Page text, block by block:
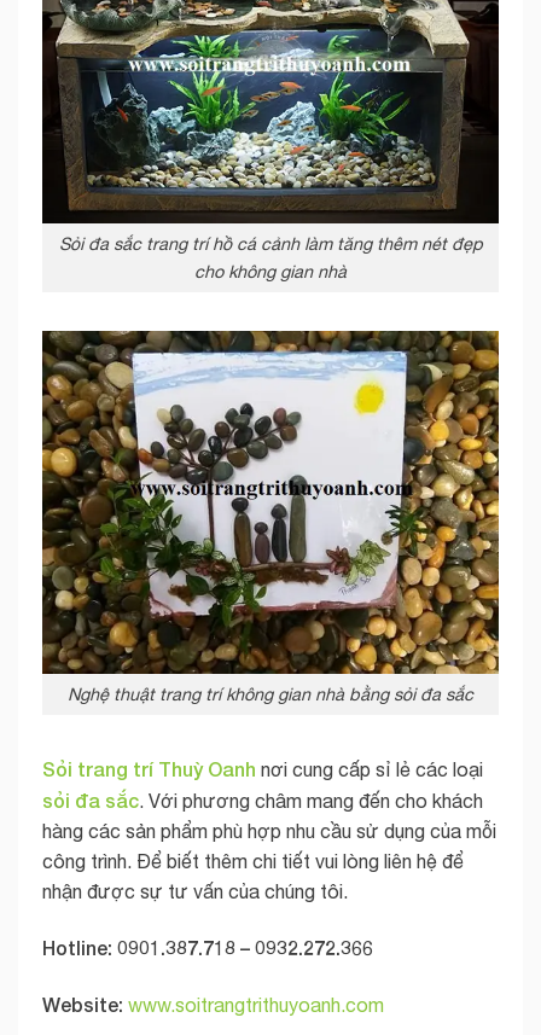
Sỏi đa sắc trang trí hồ cá cảnh làm tăng thêm nét đẹp
cho không gian nhà
Nghệ thuật trang trí không gian nhà bằng sỏi đa sắc
Sỏi trang trí Thuỳ Oanh nơi cung cấp sỉ lẻ các loại
sỏi đa sắc. Với phương châm mang đến cho khách
hàng các sản phẩm phù hợp nhu cầu sử dụng của mỗi
công trình. Để biết thêm chi tiết vui lòng liên hệ để
nhận được sự tư vấn của chúng tôi.
Hotline: 0901.387.718 – 0932.272.366
Website: www.soitrangtrithuyoanh.com